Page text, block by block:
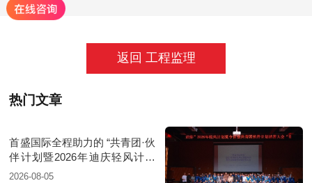
下一篇：工程
返回 工程监理
热门文章
首盛国际全程助力的 “共青团·伙
伴计划暨2026年迪庆轻风计划
夏令营”圆满落幕
2026-08-05